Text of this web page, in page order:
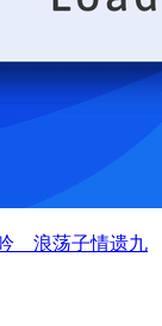
浪荡子情遗九